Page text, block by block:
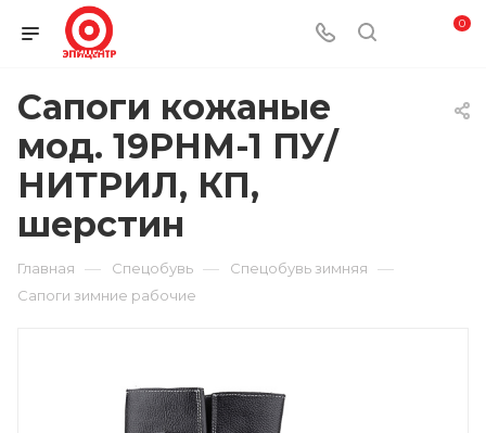
0
Сапоги кожаные
мод. 19РНМ-1 ПУ/
НИТРИЛ, КП,
шерстин
Главная — Спецобувь — Спецобувь зимняя —
Сапоги зимние рабочие